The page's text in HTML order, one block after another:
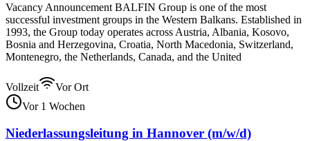
Vacancy Announcement BALFIN Group is one of the most
successful investment groups in the Western Balkans. Established in
1993, the Group today operates across Austria, Albania, Kosovo,
Bosnia and Herzegovina, Croatia, North Macedonia, Switzerland,
Montenegro, the Netherlands, Canada, and the United
Vollzeit
Vor Ort
Vor 1 Wochen
Niederlassungsleitung in Hannover (m/w/d)